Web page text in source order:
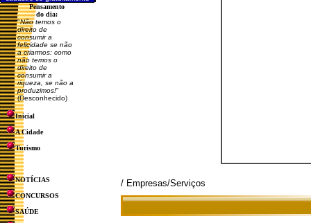
Pensamento
do dia:
"Não temos o
direito de
consumir a
felicidade se não
a criarmos: como
não temos o
direito de
consumir a
riqueza, se não a
produzimos!"
(Desconhecido)
Inicial
A Cidade
Turismo
NOTÍCIAS
CONCURSOS
SAÚDE
/ Empresas/Serviços